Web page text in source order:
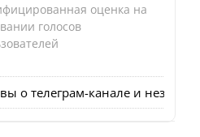
оценка на
голосов
о телеграм-канале и